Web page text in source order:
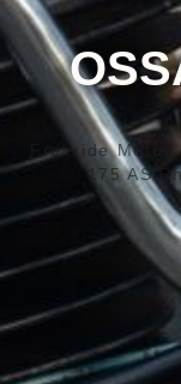
Freeride Motos
175 AS